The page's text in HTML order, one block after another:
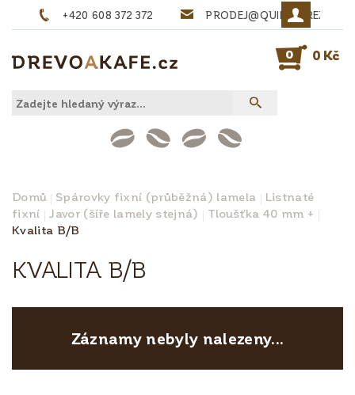
+420 608 372 372 PRODEJ@QUINTA-
0 0 Kč
Domů Spárovky fixní (průběžná) lamela
Listnaté
fixní
Javor (šíře lamely stejná)
Tloušťka 40 mm +
Kvalita B/B
KVALITA B/B
Záznamy nebyly nalezeny...